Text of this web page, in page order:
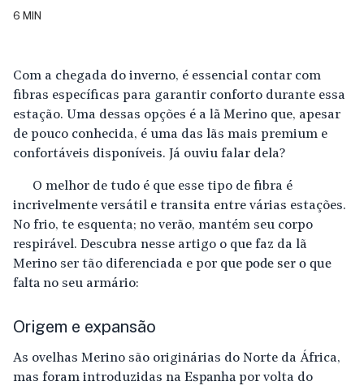
6 MIN
Com a chegada do inverno, é essencial contar com
fibras específicas para garantir conforto durante essa
estação. Uma dessas opções é a lã Merino que, apesar
de pouco conhecida, é uma das lãs mais premium e
confortáveis disponíveis. Já ouviu falar dela?
O melhor de tudo é que esse tipo de fibra é
incrivelmente versátil e transita entre várias estações.
No frio, te esquenta; no verão, mantém seu corpo
respirável. Descubra nesse artigo o que faz da lã
Merino ser tão diferenciada e por que pode ser o que
falta no seu armário:
Origem e expansão
As ovelhas Merino são originárias do Norte da África,
mas foram introduzidas na Espanha por volta do